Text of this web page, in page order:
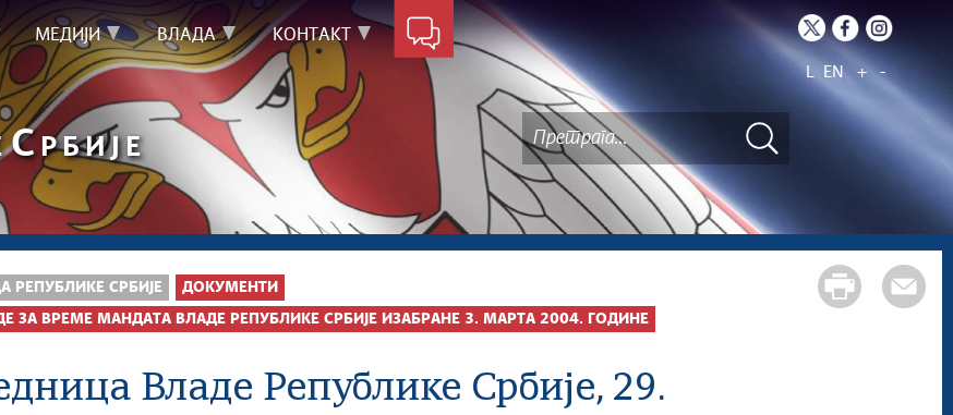
МЕДИЈИ ВЛАДА КОНТАКТ
L EN + -
С РБИЈЕ
РЕПУБЛИКЕ СРБИЈЕ ДОКУМЕНТИ
ЗА ВРЕМЕ МАНДАТА ВЛАДЕ РЕПУБЛИКЕ СРБИЈЕ ИЗАБРАНЕ 3. МАРТА 2004. ГОДИНЕ
Владе Републике Србије, 29.